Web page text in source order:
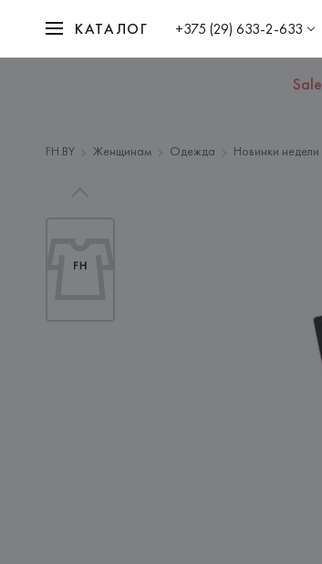
КАТАЛОГ +375 (29) 633-2-633
Sale
FH.BY Женщинам Одежда Новинки недели